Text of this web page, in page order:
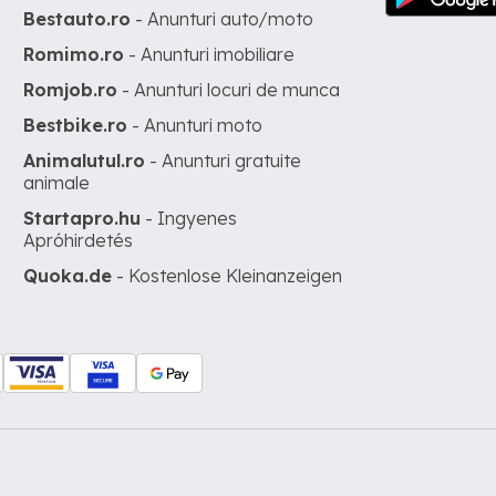
Bestauto.ro - Anunturi auto/moto
Romimo.ro - Anunturi imobiliare
Romjob.ro - Anunturi locuri de munca
Bestbike.ro - Anunturi moto
Animalutul.ro - Anunturi gratuite
animale
Startapro.hu - Ingyenes
Apróhirdetés
Quoka.de - Kostenlose Kleinanzeigen